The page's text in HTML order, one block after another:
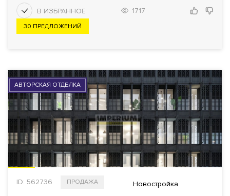
1717
30 ПРЕДЛОЖЕНИЙ
АВТОРСКАЯ ОТДЕЛКА
ID: 562736 ПРОДАЖА Новостройка